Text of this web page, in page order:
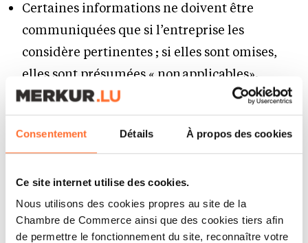
Consentement Détails À propos des cookies
Ce site internet utilise des cookies.
Nous utilisons des cookies propres au site de la
Chambre de Commerce ainsi que des cookies tiers afin
de permettre le fonctionnement du site, reconnaître votre
Certaines informations ne doivent être
communiquées que si l’entreprise les
considère pertinentes ; si elles sont omises,
elles sont présumées « non applicables».
Les informations fournies par l’entreprise
doivent être pertinentes, fiables, comparables,
compréhensibles et vérifiables.
sectorielles ou spécifiques à l’entreprise
peuvent être ajoutées .
Dans le cadre du reporting, les parties